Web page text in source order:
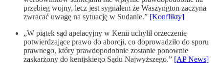
przebieg wojny, lecz jest sygnałem że Waszyngton zaczyna
zwracać uwagę na sytuację w Sudanie.” [Konflikty]
„W piątek sąd apelacyjny w Kenii uchylił orzeczenie
potwierdzające prawo do aborcji, co doprowadziło do sporu
prawnego, który prawdopodobnie zostanie ponownie
zaskarżony do kenijskiego Sądu Najwyższego.” [AP News]